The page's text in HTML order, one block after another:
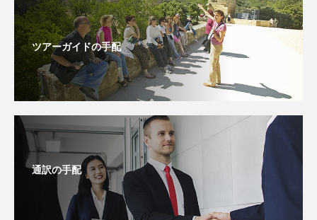
ツアーガイドの手配
通訳の手配